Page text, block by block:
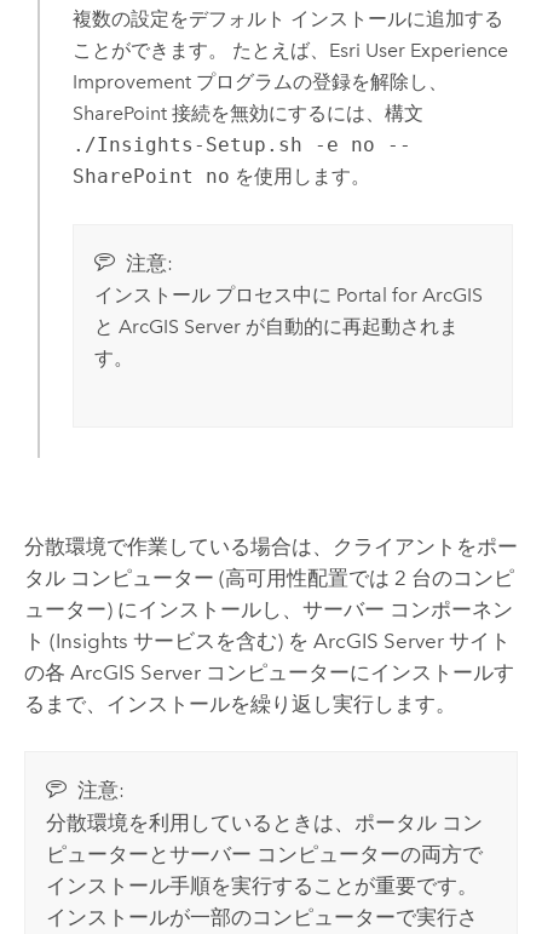
複数の設定をデフォルト インストールに追加する
ことができます。 たとえば、 Esri User Experience
Improvement プログラムの登録を解除し、
SharePoint接続を無効にするには、構文
./Insights-Setup.sh -e no --
SharePoint no を使用します。
注意:
インストール プロセス中に Portal for ArcGIS
と ArcGIS Serverが自動的に再起動されま
す。
分散環境で作業している場合は、クライアントをポー
タル コンピューター (高可用性配置では 2 台のコンピ
ューター) にインストールし、サーバー コンポーネン
ト (Insights サービスを含む) を ArcGIS Serverサイト
の各 ArcGIS Serverコンピューターにインストールす
るまで、インストールを繰り返し実行します。
注意:
分散環境を利用しているときは、ポータル コン
ピューターとサーバー コンピューターの両方で
インストール手順を実行することが重要です。
インストールが一部のコンピューターで実行さ